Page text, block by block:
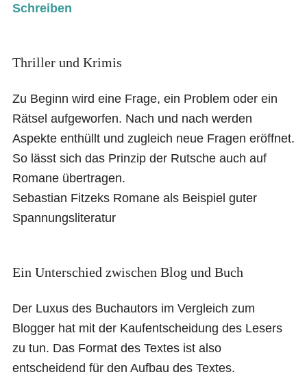
Schreiben
Thriller und Krimis
Zu Beginn wird eine Frage, ein Problem oder ein
Rätsel aufgeworfen. Nach und nach werden
Aspekte enthüllt und zugleich neue Fragen eröffnet.
So lässt sich das Prinzip der Rutsche auch auf
Romane übertragen.
Sebastian Fitzeks Romane als Beispiel guter
Spannungsliteratur
Ein Unterschied zwischen Blog und Buch
Der Luxus des Buchautors im Vergleich zum
Blogger hat mit der Kaufentscheidung des Lesers
zu tun. Das Format des Textes ist also
entscheidend für den Aufbau des Textes.